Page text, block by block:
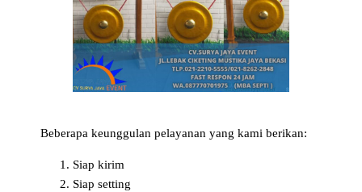
Beberapa keunggulan pelayanan yang kami berikan:
Siap kirim
Siap setting